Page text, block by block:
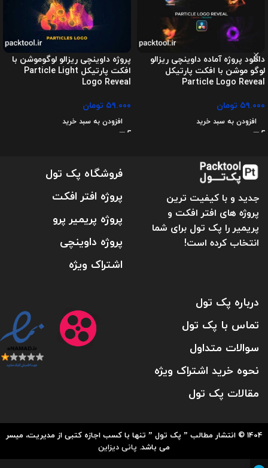
دانلود پروژه آماده داوینچی ریزالو
لوگو موشن با افکت پارتیکل
Particle Logo Reveal
۵۹.۰۰۰ تومان
افزودن به سبد خرید
پروژه داوینچی ریزالو لوگوموشن با
افکت پارتیکل Particle Light
Logo Reveal
۵۹.۰۰۰ تومان
افزودن به سبد خرید
جدید و با کیفیت ترین
پروژه های افتر افکت و
پریمیر را پک تول برای شما
انتخاب کرده است!
فروشگاه پک تول
پروژه افتر افکت
پروژه پریمیر پرو
پروژه داوینچی
اشتراک ویژه
درباره پک تول
تماس با پک تول
سوالات متداول
نحوه خرید اشتراک ویژه
مقالات پک تول
1404 © انتشار مطالب ” پک تول ” تنها با کسب اجازه کتبی از مدیریت، میسر
می باشد. پانی دیزاین